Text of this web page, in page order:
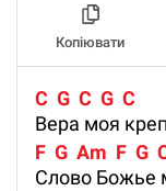
Копіювати
C  G  C  G  C
Вера моя
F  G  Am  F  G
Слово Божье